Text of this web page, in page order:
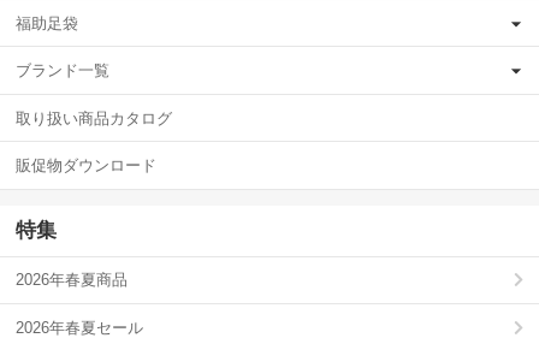
福助足袋
ブランド一覧
取り扱い商品カタログ
販促物ダウンロード
特集
2026年春夏商品
2026年春夏セール